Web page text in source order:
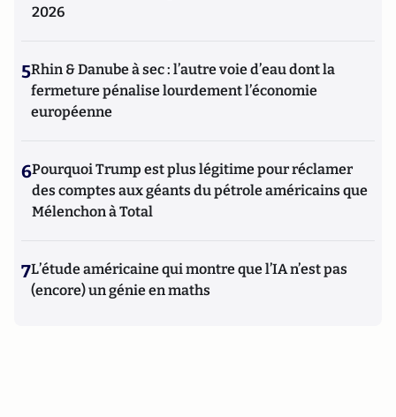
2026
5Rhin & Danube à sec : l’autre voie d’eau dont la
fermeture pénalise lourdement l’économie
européenne
6Pourquoi Trump est plus légitime pour réclamer
des comptes aux géants du pétrole américains que
Mélenchon à Total
7L’étude américaine qui montre que l’IA n’est pas
(encore) un génie en maths